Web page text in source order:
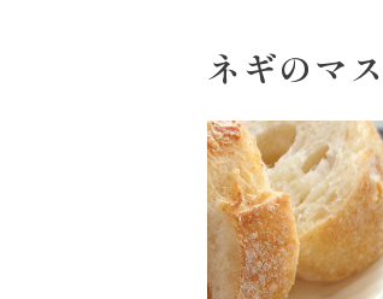
スープ
鍋
パウチのまんま
おもてなし
ホットプレート
節分
ハロウィン
年末年始
すき焼のたれ
やみつききゃべ
ハコネーゼ 完熟
ハコネーゼ ボン
ネギのマ